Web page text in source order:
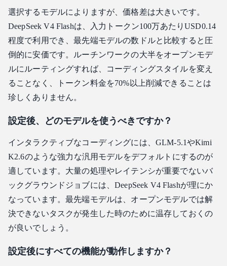
選択するモデルによりますが、価格差は大きいです。
DeepSeek V4 Flashは、入力トークン100万あたりUSD0.14
程度で利用でき、最先端モデルの数ドルと比較すると圧
倒的に安価です。ルーチンワークの大半をオープンモデ
ルにルーティングすれば、コーディングスタイルを変え
ることなく、トークン料金を70%以上削減できることは
珍しくありません。
設定後、どのモデルを使うべきですか？
インタラクティブなコーディングには、GLM-5.1やKimi
K2.6のような強力な汎用モデルをデフォルトにするのが
適しています。大量の処理やレイテンシが重要でないバ
ックグラウンドジョブには、DeepSeek V4 Flashが理にか
なっています。最先端モデルは、オープンモデルでは解
決できないタスクが発生した時のために温存しておくの
が良いでしょう。
設定後にすべての機能が動作しますか？